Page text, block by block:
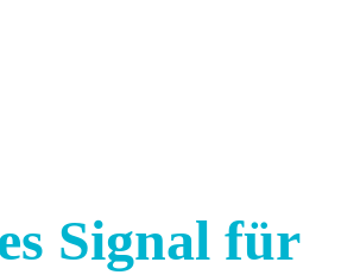
Signal für